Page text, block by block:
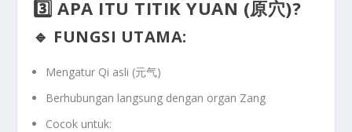
3️⃣ APA ITU TITIK YUAN (原穴)?
🔹 FUNGSI UTAMA:
Mengatur Qi asli (元气)
Berhubungan langsung dengan organ Zang
Cocok untuk: